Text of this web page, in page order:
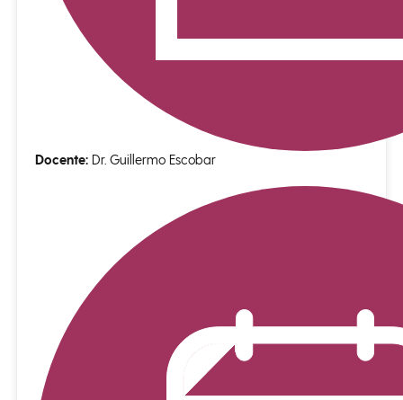
Docente: Dr. Guillermo Escobar